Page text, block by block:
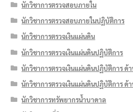
นักวิชาการตรวจสอบภายใน
นักวิชาการตรวจสอบภายในปฏิบัติการ
นักวิชาการตรวจเงินแผ่นดิน
นักวิชาการตรวจเงินแผ่นดินปฏิบัติการ
นักวิชาการตรวจเงินแผ่นดินปฏิบัติการ ด้
นักวิชาการตรวจเงินแผ่นดินปฏิบัติการ ด้
นักวิชาการทรัพยากรน้ำบาดาล